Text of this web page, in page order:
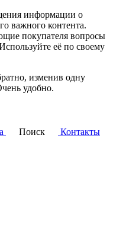
информации о
важного контента.
покупателя вопросы
её по своему
изменив одну
удобно.
Поиск
Контакты